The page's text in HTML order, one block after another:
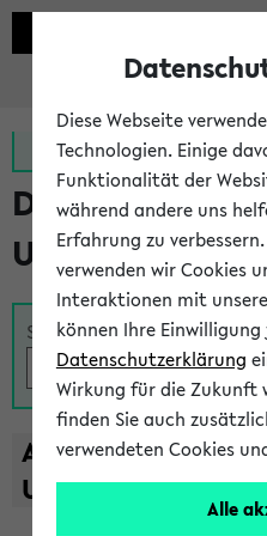
Zur MeineUni App
Das
Universität
Suche
A B C D E F G H I J
U
V W
Diese Webseite
Technologien. Einige
Funktionalität der
während andere uns
Erfahrung zu
verwenden wir Cookies
Interaktionen mit
können Ihre
Datenschutzerklärung
Wirkung für die Zukunft
finden Sie auch
verwendeten Cookies
Alle